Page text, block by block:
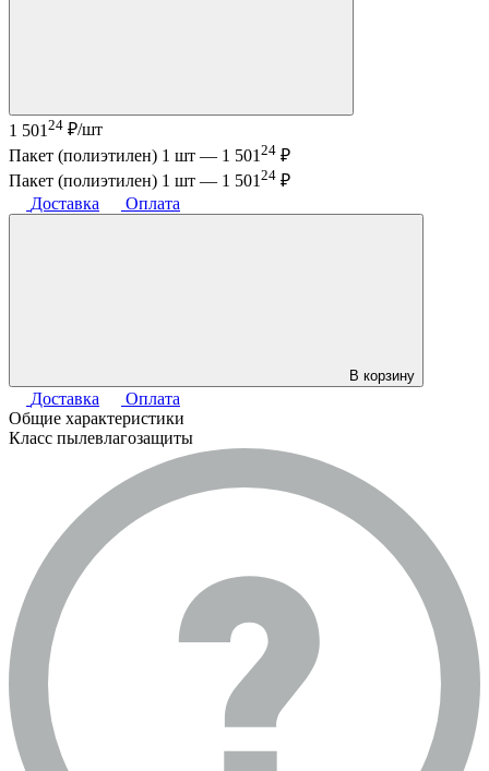
1 501 24 ₽/шт
Пакет (полиэтилен) 1 шт — 1 501 24 ₽
Пакет (полиэтилен) 1 шт — 1 501 24 ₽
Доставка
Оплата
В корзину
Доставка
Оплата
Общие характеристики
Класс пылевлагозащиты